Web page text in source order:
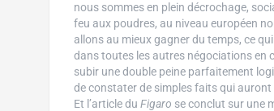
nous sommes en plein décrochage,
feu aux poudres, au niveau européen
allons au mieux gagner du temps, ce
dans toutes les autres négociations en
subir une double peine parfaitement
de constater de simples faits qui
Et l’article du Figaro se conclut sur une